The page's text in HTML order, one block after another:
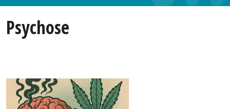
Psychose